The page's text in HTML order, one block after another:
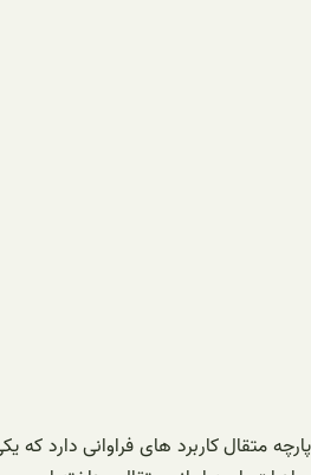
پارچه متقال کاربرد های فراوانی دارد